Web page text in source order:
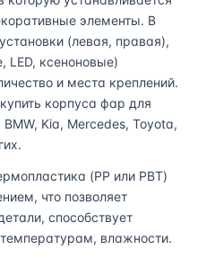
элементы. В
(левая, правая),
LED, ксеноновые)
и места креплений.
корпуса фар для
Kia, Mercedes, Toyota,
(PP или PBT)
что позволяет
способствует
влажности.